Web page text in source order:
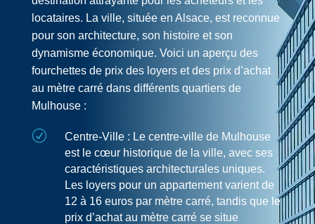
locataires. La ville, située en Alsace, est reconnue
pour son architecture, son histoire et son
dynamisme économique. Voici un aperçu des
fourchettes de prix des loyers et des prix d’achat
au mètre carré dans différents quartiers de
Mulhouse :
R
Centre-Ville : Le centre-ville de Mulhouse
est le cœur historique de la ville, avec ses
caractéristiques architecturales uniques.
Les loyers pour un appartement varient de
12 à 16 euros par mètre carré, tandis que le
prix d’achat au mètre carré se situe